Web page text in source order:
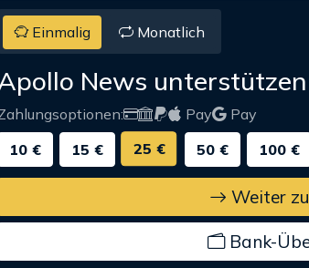
Einmalig Monatlich
News unterstützen
Pay
Pay
10 €
15 € 25 € 50 € 100 €
Weiter
Bank-